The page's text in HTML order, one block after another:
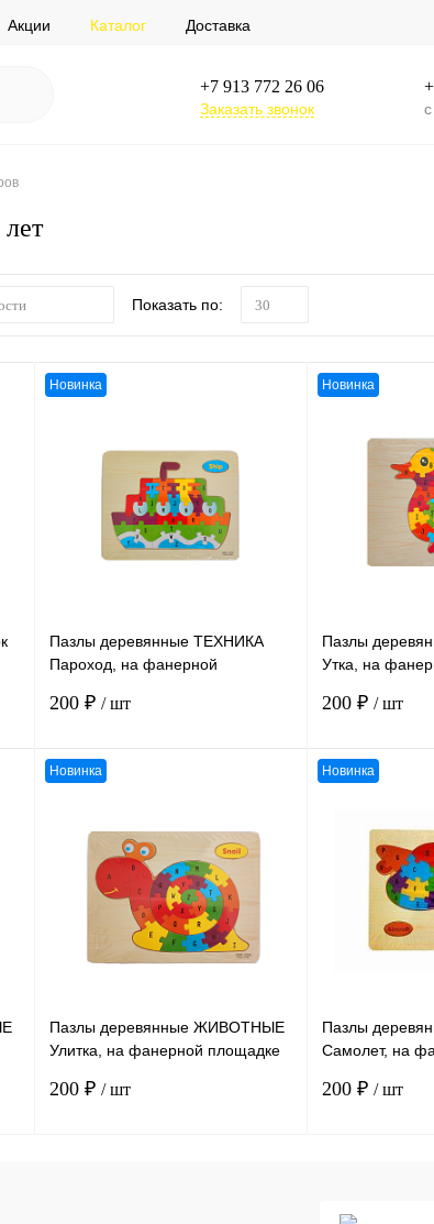
Акции Каталог Доставка
+7 913 772 26 06
Заказать звонок
Показать по: 30
Новинка
Пазлы деревянные ТЕХНИКА
Пароход, на фанерной
алфавитом
200 ₽ / шт
К сравнению
В избранное
наличии
Новинка
Пазлы
Утка, на
200 ₽ / шт
К сравнению
В избранное
Новинка
Пазлы деревянные ЖИВОТНЫЕ
Улитка, на фанерной площадке
200 ₽ / шт
Новинка
Пазлы
Самолет, на
алфавитом
200 ₽ / шт